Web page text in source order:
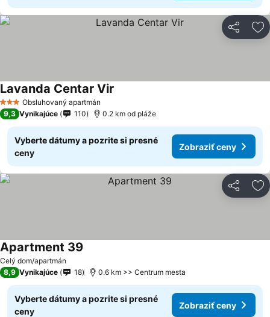
Zdieľať
3 Počet hviezdičiek
Obsluhovaný apartmán
Lavanda Centar Vir
9,3 Vynikajúce 110 0.2 km od pláže
Vyberte dátumy a pozrite si presné
ceny
Zobraziť ceny
Zdieľať
Celý dom/apartmán
Apartment 39
8,9 Vynikajúce 18 0.6 km >> Centrum mesta
Vyberte dátumy a pozrite si presné
ceny
Zobraziť ceny